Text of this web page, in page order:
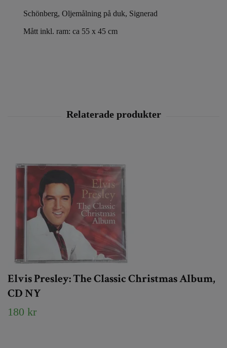
Schönberg, Oljemålning på duk, Signerad
Mått inkl. ram: ca 55 x 45 cm
Elvis Presley: The Classic Christmas Album,
CD NY
180 kr